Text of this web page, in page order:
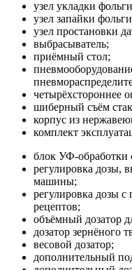
узел укладки
узел запайки
узел простановки
выбрасыватель;
приёмный стол;
четырёхстороннее
шиберный съём
корпус из
комплект
блок УФ-обработки
регулировка дозы,
машины;
регулировка дозы с
рецептов;
объёмный дозатор
дозатор зернёного
весовой дозатор;
дополнительный